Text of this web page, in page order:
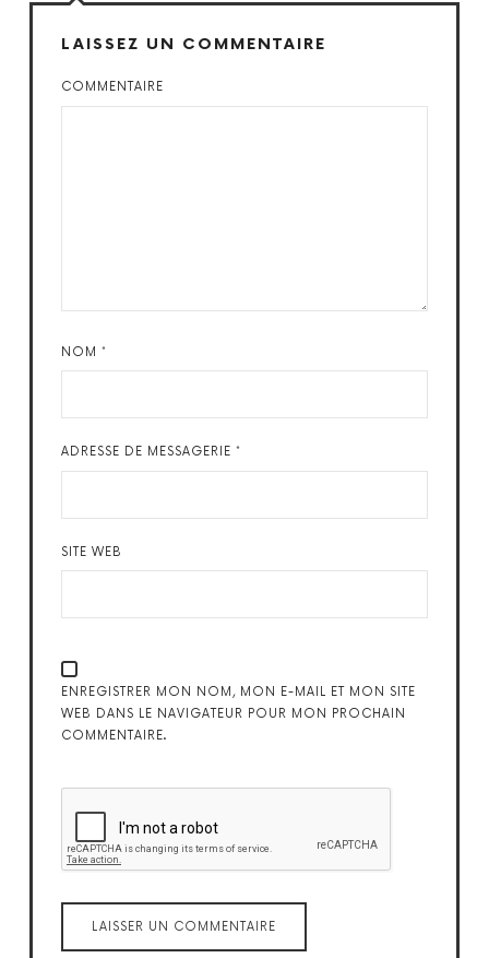
LAISSEZ UN COMMENTAIRE
COMMENTAIRE
NOM *
ADRESSE DE MESSAGERIE *
SITE WEB
ENREGISTRER MON NOM, MON E-MAIL ET MON SITE
WEB DANS LE NAVIGATEUR POUR MON PROCHAIN
COMMENTAIRE.